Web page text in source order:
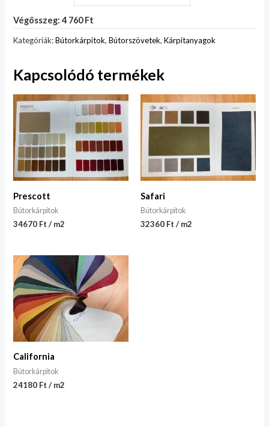
Végösszeg: 4 760 Ft
Kategóriák:Bútorkárpitok,Bútorszövetek,Kárpitanyagok
Kapcsolódó termékek
Prescott
Bútorkárpitok
34670 Ft / m2
Safari
Bútorkárpitok
32360 Ft / m2
California
Bútorkárpitok
24180 Ft / m2